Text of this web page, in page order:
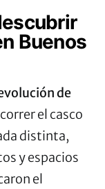
Buenos
de
el casco
distinta,
y espacios
el